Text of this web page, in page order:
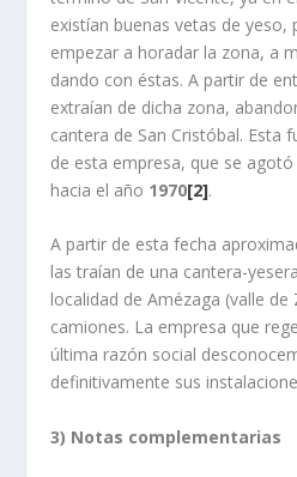
existían buenas vetas de yeso,
empezar a horadar la zona, a
dando con éstas. A partir de
extraían de dicha zona,
cantera de San Cristóbal. Esta
de esta empresa, que se
hacia el año 1970[2].
A partir de esta fecha
las traían de una cantera-
localidad de Amézaga (valle
camiones. La empresa que
última razón social
definitivamente sus
3) Notas complementarias